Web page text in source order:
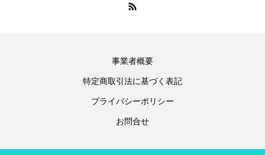
事業者概要
特定商取引法に基づく表記
プライバシーポリシー
お問合せ